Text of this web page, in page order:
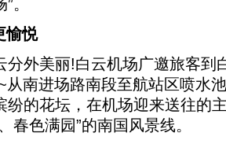
。
悦
美丽!白云机场广邀旅客到
从南进场路南段至航站区喷水
纷的花坛，在机场迎来送往的
春色满园”的南国风景线。